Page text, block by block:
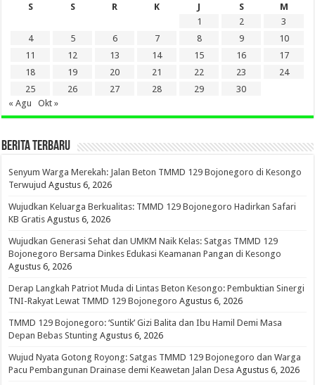
S
S R K J S
M
1
2
3
4
5 6 7 8 9
10
11
12 13 14 15 16
17
18
19 20 21 22 23
24
25
26 27 28 29
30
« Agu
Okt »
BERITA TERBARU
Senyum Warga Merekah: Jalan Beton TMMD 129 Bojonegoro di Kesongo
Terwujud Agustus 6, 2026
Wujudkan Keluarga Berkualitas: TMMD 129 Bojonegoro Hadirkan Safari
KB Gratis Agustus 6, 2026
Wujudkan Generasi Sehat dan UMKM Naik Kelas: Satgas TMMD 129
Bojonegoro Bersama Dinkes Edukasi Keamanan Pangan di Kesongo
Agustus 6, 2026
Derap Langkah Patriot Muda di Lintas Beton Kesongo: Pembuktian Sinergi
TNI-Rakyat Lewat TMMD 129 Bojonegoro Agustus 6, 2026
TMMD 129 Bojonegoro: ‘Suntik’ Gizi Balita dan Ibu Hamil Demi Masa
Depan Bebas Stunting Agustus 6, 2026
Wujud Nyata Gotong Royong: Satgas TMMD 129 Bojonegoro dan Warga
Pacu Pembangunan Drainase demi Keawetan Jalan Desa Agustus 6, 2026